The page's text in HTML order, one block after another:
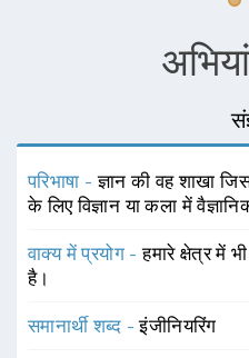
परिभाषा -ज्ञान की वह शाखा
के लिए विज्ञान या कला में
वाक्य में प्रयोग -हमारे क्षेत्र में
है।
समानार्थी शब्द -इंजीनियरिंग